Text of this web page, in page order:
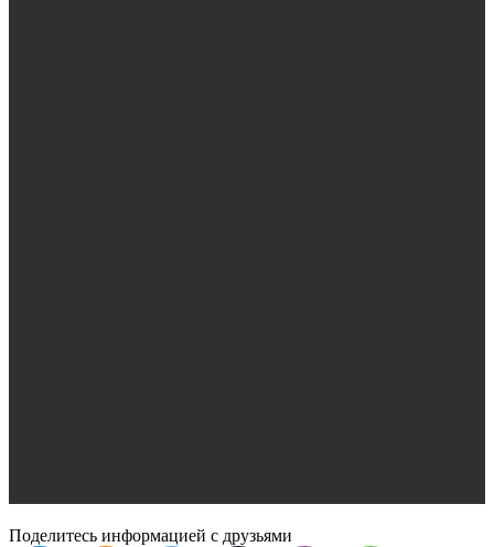
Поделитесь информацией с друзьями